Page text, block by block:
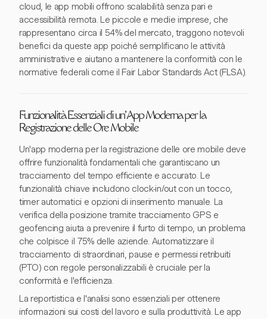
cloud, le app mobili offrono scalabilità senza pari e
accessibilità remota. Le piccole e medie imprese, che
rappresentano circa il 54% del mercato, traggono notevoli
benefici da queste app poiché semplificano le attività
amministrative e aiutano a mantenere la conformità con le
normative federali come il Fair Labor Standards Act (FLSA).
Funzionalità Essenziali di un'App Moderna per la
Registrazione delle Ore Mobile
Un'app moderna per la registrazione delle ore mobile deve
offrire funzionalità fondamentali che garantiscano un
tracciamento del tempo efficiente e accurato. Le
funzionalità chiave includono clock-in/out con un tocco,
timer automatici e opzioni di inserimento manuale. La
verifica della posizione tramite tracciamento GPS e
geofencing aiuta a prevenire il furto di tempo, un problema
che colpisce il 75% delle aziende. Automatizzare il
tracciamento di straordinari, pause e permessi retribuiti
(PTO) con regole personalizzabili è cruciale per la
conformità e l'efficienza.
La reportistica e l'analisi sono essenziali per ottenere
informazioni sui costi del lavoro e sulla produttività. Le app